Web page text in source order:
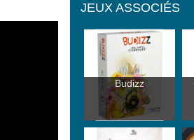
JEUX ASSOCIÉS
Budizz